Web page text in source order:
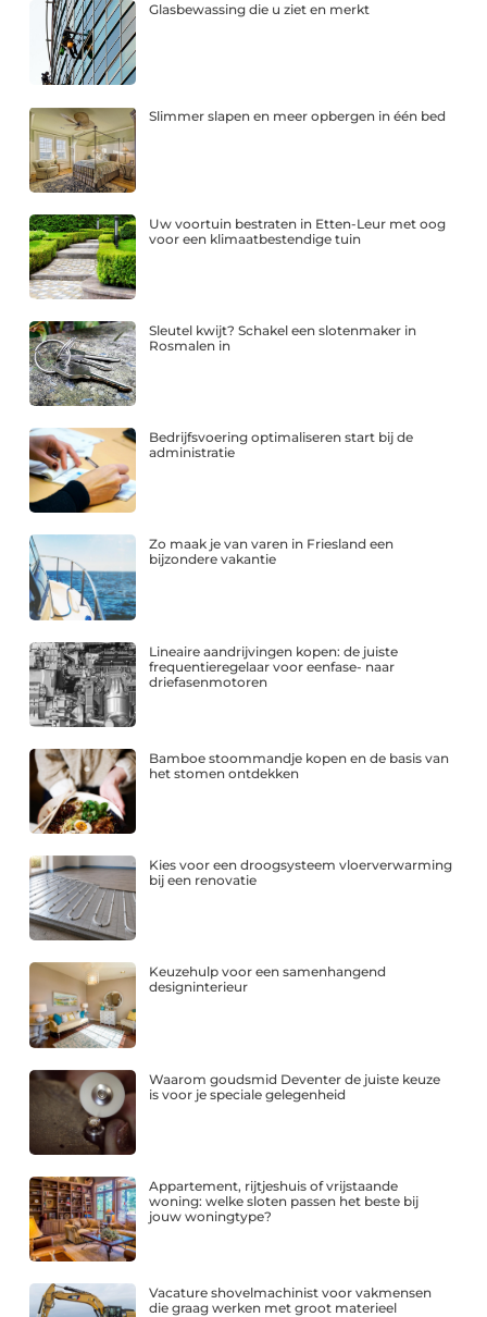
Glasbewassing die u ziet en merkt
Slimmer slapen en meer opbergen in één bed
Uw voortuin bestraten in Etten-Leur met oog
voor een klimaatbestendige tuin
Sleutel kwijt? Schakel een slotenmaker in
Rosmalen in
Bedrijfsvoering optimaliseren start bij de
administratie
Zo maak je van varen in Friesland een
bijzondere vakantie
Lineaire aandrijvingen kopen: de juiste
frequentieregelaar voor eenfase- naar
driefasenmotoren
Bamboe stoommandje kopen en de basis van
het stomen ontdekken
Kies voor een droogsysteem vloerverwarming
bij een renovatie
Keuzehulp voor een samenhangend
designinterieur
Waarom goudsmid Deventer de juiste keuze
is voor je speciale gelegenheid
Appartement, rijtjeshuis of vrijstaande
woning: welke sloten passen het beste bij
jouw woningtype?
Vacature shovelmachinist voor vakmensen
die graag werken met groot materieel